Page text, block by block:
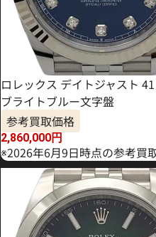
ロレックス デイトジャスト
ブライトブルー文字盤
参考買取価格
2,860,000円
※2026年6月9日時点の参考買